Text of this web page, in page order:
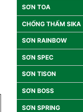
SƠN TOA
CHỐNG THẤM SIKA
SƠN RAINBOW
SƠN SPEC
SƠN TISON
SƠN BOSS
SƠN SPRING